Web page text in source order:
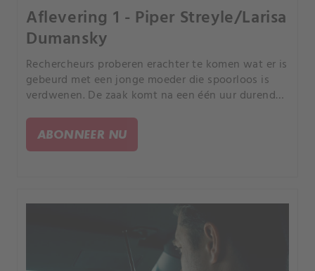
Aflevering 1 - Piper Streyle/Larisa
Dumansky
Rechercheurs proberen erachter te komen wat er is
gebeurd met een jonge moeder die spoorloos is
verdwenen. De zaak komt na een één uur durend
stroomversnelling, waarna rechercheurs de
moordenaar op het spoor komen.
ABONNEER NU